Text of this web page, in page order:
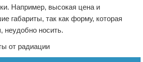
Например, высокая цена и
габариты, так как форму, которая
неудобно носить.